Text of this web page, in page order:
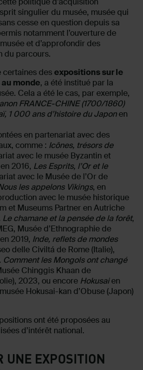
singulier du musée, musée qui
cesse en question depuis sa
notamment l’ouverture de
et d’approfondir des
du parcours.
certaines desexpositions sur le
monde, a été institué par la
Cela a été le cas, par exemple,
FRANCE-CHINE (1700/1860)
1 000 ans d’histoire du Japonen
en partenariat avec des
comme : Icônes, trésors de
avec le musée Byzantin et
2016, Les Esprits, l’Or et le
avec le Musée de l’Or de
les appelons Vikings, en
avec le musée historique
et Museums Partner en Autriche
Le chamane et la pensée de la forêt,
Musée d’Ethnographie de
2019, Inde, reflets de mondes
delle Civiltá de Rome (Italie),
Comment les Mongols ont changé
Chinggis Khaan de
2023, ou encore Hokusaien
Hokusai-kan d’Obuse (Japon)
ont été proposées au
d’intérêt national.
UNE EXPOSITION